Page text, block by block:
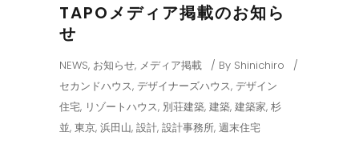
TAPOメディア掲載のお知ら
せ
NEWS, お知らせ, メディア掲載 By Shinichiro
セカンドハウス, デザイナーズハウス, デザイン
住宅, リゾートハウス, 別荘建築, 建築, 建築家, 杉
並, 東京, 浜田山, 設計, 設計事務所, 週末住宅